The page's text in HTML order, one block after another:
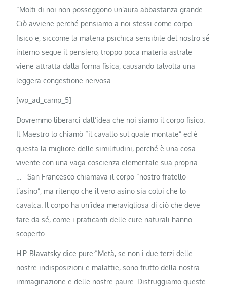
“Molti di noi non posseggono un’aura abbastanza grande.
Ciò avviene perché pensiamo a noi stessi come corpo
fisico e, siccome la materia psichica sensibile del nostro sé
interno segue il pensiero, troppo poca materia astrale
viene attratta dalla forma fisica, causando talvolta una
leggera congestione nervosa.
[wp_ad_camp_5]
Dovremmo liberarci dall’idea che noi siamo il corpo fisico.
Il Maestro lo chiamò “il cavallo sul quale montate” ed è
questa la migliore delle similitudini, perché è una cosa
vivente con una vaga coscienza elementale sua propria
… San Francesco chiamava il corpo “nostro fratello
l’asino”, ma ritengo che il vero asino sia colui che lo
cavalca. Il corpo ha un’idea meravigliosa di ciò che deve
fare da sé, come i praticanti delle cure naturali hanno
scoperto.
H.P. Blavatsky dice pure:“Metà, se non i due terzi delle
nostre indisposizioni e malattie, sono frutto della nostra
immaginazione e delle nostre paure. Distruggiamo queste